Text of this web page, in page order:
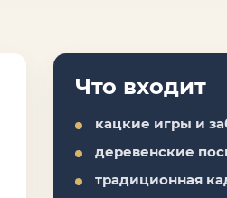
Что входит
кацкие игры и
деревенские
традиционная